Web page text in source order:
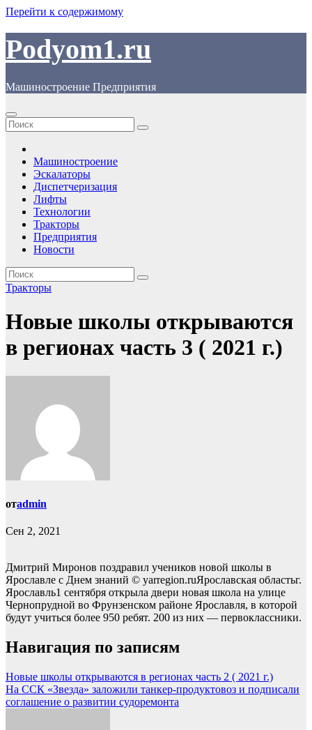
Перейти к содержимому
Podyom1.ru
Машиностроение Предприятия
Машиностроение
Эскалаторы
Диспетчеризация
Лифты
Технологии
Тракторы
Предприятия
Новости
Тракторы
Новые школы открываются
в регионах часть 3 ( 2021 г.)
отadmin
Сен 2, 2021
Дмитрий Миронов поздравил учеников новой школы в
Ярославле с Днем знаний © yarregion.ruЯрославская областьг.
Ярославль1 сентября открыла двери новая школа на улице
Чернопрудной во Фрунзенском районе Ярославля, в которой
будут учиться более 950 ребят. 200 из них — первоклассники.
Навигация по записям
Новые школы открываются в регионах часть 2 ( 2021 г.)
На ССК «Звезда» заложили танкер-продуктовоз и подписали
соглашение о развитии судоремонта